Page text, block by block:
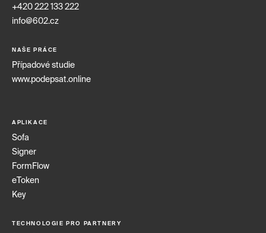
+420 222 133 222
info@602.cz
NAŠE PRÁCE
Případové studie
www.podepsat.online
APLIKACE
Sofa
Signer
FormFlow
eToken
Key
TECHNOLOGIE PRO PARTNERY